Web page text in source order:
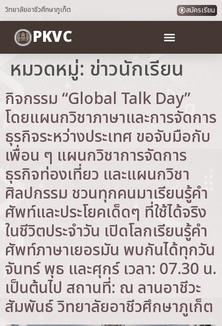
วิทยาลัยอาชีวศึกษาภูเก็ต สมัครเรียน
PKVC
หมวดหมู่: ข่าวนักเรียน
กิจกรรม “Global Talk Day”
โดยแผนกวิชาภาษาและการจัดการ
ธุรกิจระหว่างประเทศ ขอจับมือกับ
เพื่อน ๆ แผนกวิชาการจัดการ
ธุรกิจท่องเที่ยว และแผนกวิชา
ศิลปกรรม ชวนทุกคนมาเรียนรู้คำ
ศัพท์และประโยคเด็ดๆ ที่ใช้ได้จริง
ในชีวิตประจำวัน เปิดโลกเรียนรู้คำ
ศัพท์ภาษาเยอรมัน พบกันได้ทุกวัน
จันทร์ พุธ และศุกร์ เวลา: 07.30 น.
เป็นต้นไป สถานที่: ณ ลานอาชีวะ
สัมพันธ์ วิทยาลัยอาชีวศึกษาภูเก็ต